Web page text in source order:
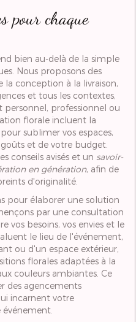
pour chaque
bien au-delà de la simple
Nous proposons des
la conception à la livraison,
et tous les contextes,
professionnel ou
florale incluent la
sublimer vos espaces,
et de votre budget.
conseils avisés et un savoir-
en génération, afin de
d'originalité.
pour élaborer une solution
par une consultation
vos besoins, vos envies et le
le lieu de l'événement,
ou d'un espace extérieur,
florales adaptées à la
couleurs ambiantes. Ce
des agencements
incarnent votre